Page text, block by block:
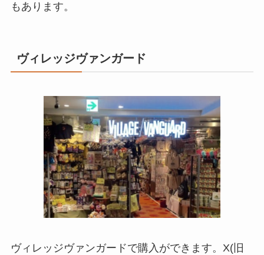
もあります。
ヴィレッジヴァンガード
ヴィレッジヴァンガードで購入ができます。X(旧